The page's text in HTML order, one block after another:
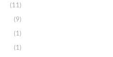
(11)
(9)
(1)
(1)